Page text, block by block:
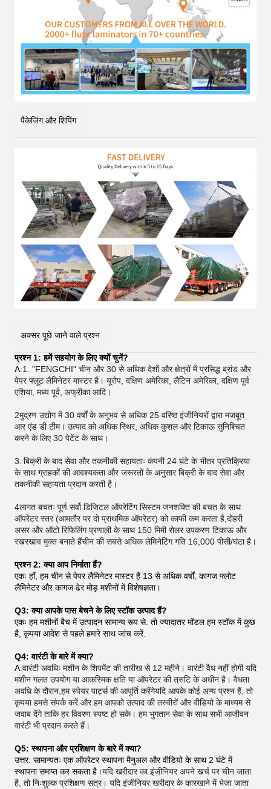
पैकेजिंग और शिपिंग
अक्सर पूछे जाने वाले प्रश्न
प्रश्न 1: हमें सहयोग के लिए क्यों चुनें?
A:1. "FENGCHI" चीन और 30 से अधिक देशों और क्षेत्रों में प्रसिद्ध ब्रांड और
पेपर फ्लूट लैमिनेटर मास्टर है। यूरोप, दक्षिण अमेरिका, लैटिन अमेरिका, दक्षिण पूर्व
एशिया, मध्य पूर्व, अफ्रीका आदि।
2मुद्रण उद्योग में 30 वर्षों के अनुभव से अधिक 25 वरिष्ठ इंजीनियरों द्वारा मजबूत
आर एंड डी टीम। उत्पाद को अधिक स्थिर, अधिक कुशल और टिकाऊ सुनिश्चित
करने के लिए 30 पेटेंट के साथ।
3. बिक्री के बाद सेवा और तकनीकी सहायताः कंपनी 24 घंटे के भीतर प्रतिक्रिया
के साथ ग्राहकों की आवश्यकता और जरूरतों के अनुसार बिक्री के बाद सेवा और
तकनीकी सहायता प्रदान करती है।
4लागत बचतः पूर्ण सर्वो डिजिटल ऑपरेटिंग सिस्टम जनशक्ति की बचत के साथ
ऑपरेटर स्तर (आमतौर पर दो प्राथमिक ऑपरेटर) को काफी कम करता है,दोहरी
असर और ऑटो रिफिलिंग प्रणाली के साथ 150 मिमी रोलर उपकरण टिकाऊ और
रखरखाव मुक्त बनाते हैंचीन की सबसे अधिक लेमिनेटिंग गति 16,000 पीसी/घंटा है।
प्रश्न 2: क्या आप निर्माता हैं?
एकः हाँ, हम चीन से पेपर लैमिनेटर मास्टर हैं 13 से अधिक वर्षों, कागज फ्लोट
लैमिनेटर और कागज ढेर मोड़ मशीनों में विशेषज्ञता।
Q3: क्या आपके पास बेचने के लिए स्टॉक उत्पाद हैं?
एकः हम मशीनों बैच में उत्पादन सामान्य रूप से. तो ज्यादातर मॉडल हम स्टॉक में कुछ
है, कृपया आदेश से पहले हमारे साथ जांच करें.
Q4: वारंटी के बारे में क्या?
A:वारंटी अवधिः मशीन के शिपमेंट की तारीख से 12 महीने। वारंटी वैध नहीं होगी यदि
मशीन गलत उपयोग या आकस्मिक क्षति या ऑपरेटर की त्रुटि के अधीन है। वैधता
अवधि के दौरान,हम स्पेयर पार्ट्स की आपूर्ति करेंगेयदि आपके कोई अन्य प्रश्न हैं, तो
कृपया हमसे संपर्क करें और हम आपको उत्पाद की तस्वीरों और वीडियो के माध्यम से
जवाब देंगे ताकि हर विवरण स्पष्ट हो सके। हम भुगतान सेवा के साथ सभी आजीवन
वारंटी भी प्रदान करते हैं।
Q5: स्थापना और प्रशिक्षण के बारे में क्या?
उत्तर: सामान्यतः एक ऑपरेटर स्थापना मैनुअल और वीडियो के साथ 2 घंटे में
स्थापना समाप्त कर सकता है।यदि खरीदार का इंजीनियर अपने खर्च पर चीन जाता
है, तो निःशुल्क प्रशिक्षण सत्र। यदि इंजीनियर खरीदार के कारखाने में भेजा जाता